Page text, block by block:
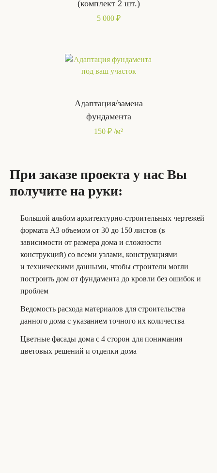
(комплект 2 шт.)
5 000 ₽
Адаптация/замена
фундамента
150 ₽ /м²
При заказе проекта у нас Вы
получите на руки:
Большой альбом архитектурно-строительных чертежей
формата А3 объемом от 30 до 150 листов (в
зависимости от размера дома и сложности
конструкций) со всеми узлами, конструкциями
и техническими данными, чтобы строители могли
построить дом от фундамента до кровли без ошибок и
проблем
Ведомость расхода материалов для строительства
данного дома с указанием точного их количества
Цветные фасады дома с 4 сторон для понимания
цветовых решений и отделки дома